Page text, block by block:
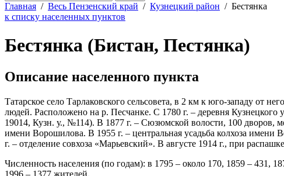
Главная / Весь Пензенский край / Кузнецкий район / Бестянка
к списку населенных пунктов
Бестянка (Бистан, Пестянка)
Описание населенного пункта
Татарское село Тарлаковского сельсовета, в 2 км к юго-западу от
людей. Расположено на р. Песчанке. С 1780 г. – деревня
19014, Кузн. у., №114). В 1877 г. – Сюзюмской волости, 100 дворов,
имени Ворошилова. В 1955 г. – центральная усадьба колхоза имени
г. – отделение совхоза «Марьевский». В августе 1914 г., при
Численность населения (по годам): в 1795 – около 170, 1859 – 431,
1996 – 1377 жителей.